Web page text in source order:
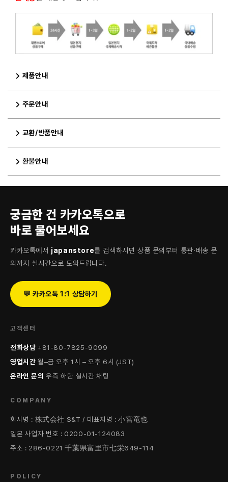
제품안내
주문안내
교환/반품안내
환불안내
궁금한 건 카카오톡으로
바로 물어보세요
카카오톡에서 japanstore를 검색하시면 상품 문의부터 통관·배송 문
의까지 실시간으로 도와드립니다.
💬 카카오톡 1:1 상담하기
고객센터
전화상담 +81-80-7825-9099
영업시간 월–금 오후 1시 – 오후 6시 (JST)
온라인 문의 우측 하단 실시간 채팅
COMPANY
회사명 : 株式会社 S&T / 대표자명 : 小宮竜也
일본 사업자 번호 : 0200-01-124083
주소 : 286-0221 千葉県富里市七栄649-114
POLICY